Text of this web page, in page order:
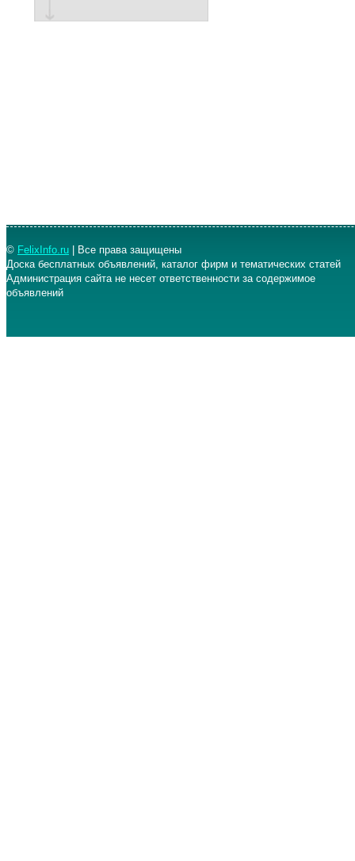
© FelixInfo.ru | Все права защищены
Доска бесплатных объявлений, каталог фирм и тематических статей
Администрация сайта не несет ответственности за содержимое
объявлений